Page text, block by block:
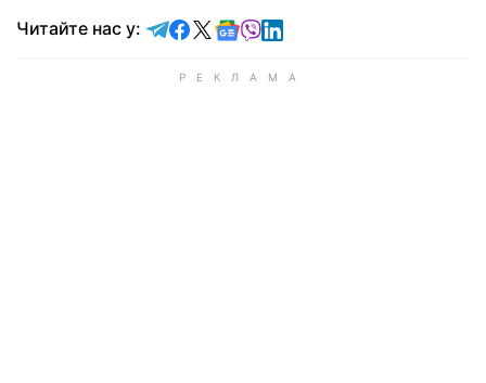
Читайте нас у: Читайте у Telegram
Читайте у Facebook
Читайте у X
Читайте у Google news
Читайте у Viber
Читайте у LinkedIn